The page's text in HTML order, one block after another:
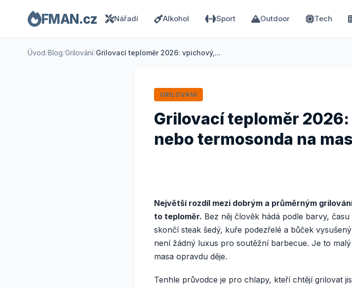
FMAN.cz Nářadí Alkohol Sport Outdoor Tech
Úvod/Blog/Grilování/Grilovací teploměr 2026: vpichový,...
GRILOVÁNÍ
Grilovací teploměr
nebo termosonda na
Největší rozdíl mezi dobrým a průměrným
to teploměr. Bez něj člověk hádá podle barvy,
skončí steak šedý, kuře podezřelé a bůček
není žádný luxus pro soutěžní barbecue. Je to
masa opravdu děje.
Tenhle průvodce je pro chlapy, kteří chtějí grilovat